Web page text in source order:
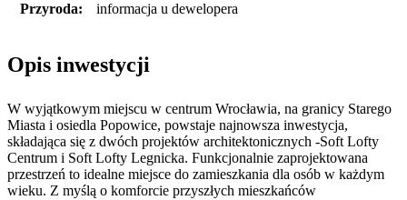
Przyroda: informacja u dewelopera
Opis inwestycji
W wyjątkowym miejscu w centrum Wrocławia, na granicy Starego
Miasta i osiedla Popowice, powstaje najnowsza inwestycja,
składająca się z dwóch projektów architektonicznych -Soft Lofty
Centrum i Soft Lofty Legnicka. Funkcjonalnie zaprojektowana
przestrzeń to idealne miejsce do zamieszkania dla osób w każdym
wieku. Z myślą o komforcie przyszłych mieszkańców